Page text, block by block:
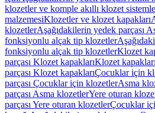
klozetler ve komple akıllı klozet
malzemesiKlozetler ve klozet kapakları
klozetlerAşağıdakilerin yedek parçası
fonksiyonlu alçak tip klozetler
fonksiyonlu alçak tip klozetlerKlozet
parçası Klozet kapaklarıKlozet kapakları
parçası Klozet kapaklarıÇocuklar için
parçası Çocuklar için klozetlerAsma
parçası Asma klozetlerYere oturan
parçası Yere oturan klozetlerÇocuklar